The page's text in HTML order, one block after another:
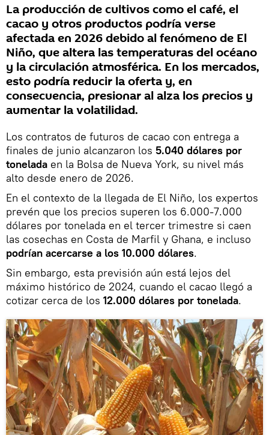
La producción de cultivos como el café, el
cacao y otros productos podría verse
afectada en 2026 debido al fenómeno de El
Niño, que altera las temperaturas del océano
y la circulación atmosférica. En los mercados,
esto podría reducir la oferta y, en
consecuencia, presionar al alza los precios y
aumentar la volatilidad.
Los contratos de futuros de cacao con entrega a
finales de junio alcanzaron los 5.040 dólares por
tonelada en la Bolsa de Nueva York, su nivel más
alto desde enero de 2026.
En el contexto de la llegada de El Niño, los expertos
prevén que los precios superen los 6.000-7.000
dólares por tonelada en el tercer trimestre si caen
las cosechas en Costa de Marfil y Ghana, e incluso
podrían acercarse a los 10.000 dólares.
Sin embargo, esta previsión aún está lejos del
máximo histórico de 2024, cuando el cacao llegó a
cotizar cerca de los 12.000 dólares por tonelada.